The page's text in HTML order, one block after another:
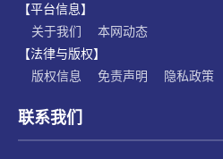
【平台信息】
关于我们
本网动态
【法律与版权】
版权信息
免责声明 隐私政策
联系我们